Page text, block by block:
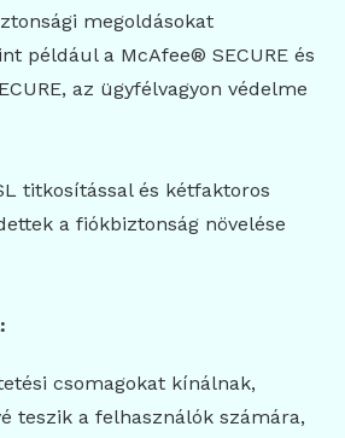
megoldásokat
például a McAfee® SECURE és
az ügyfélvagyon védelme
titkosítással és kétfaktoros
a fiókbiztonság növelése
csomagokat kínálnak,
teszik a felhasználók számára,